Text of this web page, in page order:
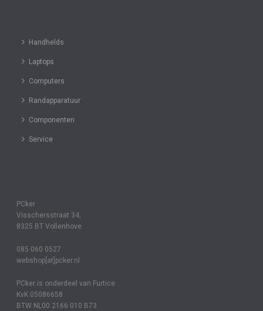
Handhelds
Laptops
Computers
Randapparatuur
Componenten
Service
PCker
Visschersstraat 34,
8325 BT Vollenhove
085 060 0527
webshop[at]pcker.nl
PCker is onderdeel van Furtice
KvK 05086658
BTW NL00 2166 010 B73